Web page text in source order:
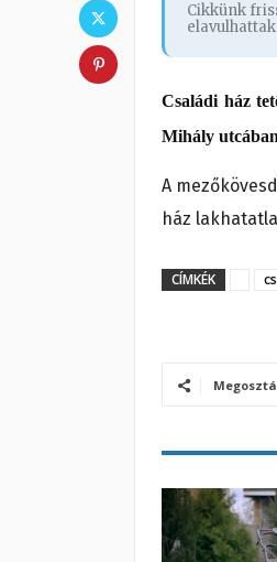
Cikkünk
Családi ház
Mihály
A
ház
CÍMKÉK